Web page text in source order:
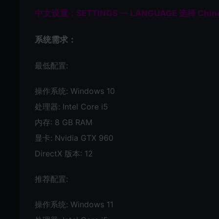
中文设置：SETTINGS — LANGUAGE 选择
系统需求：
最低配置:
操作系统: Windows 10
处理器: Intel Core i5
内存: 8 GB RAM
显卡: Nvidia GTX 960
DirectX 版本: 12
推荐配置:
操作系统: Windows 11